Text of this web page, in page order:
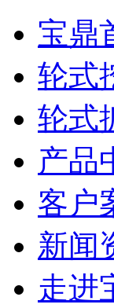
宝鼎
轮式
轮式
产品
客户
新闻
走进